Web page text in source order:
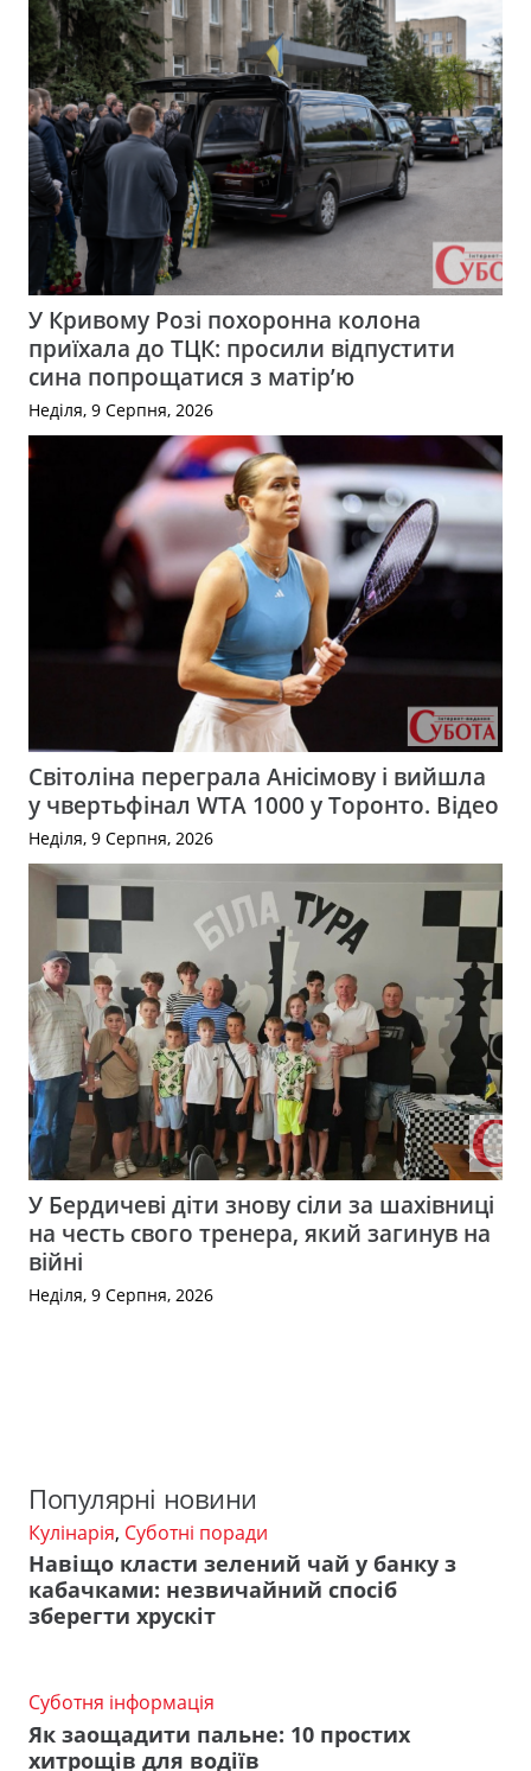
У Кривому Розі похоронна колона
приїхала до ТЦК: просили відпустити
сина попрощатися з матір’ю
Неділя, 9 Серпня, 2026
Світоліна переграла Анісімову і вийшла
у чвертьфінал WTA 1000 у Торонто. Відео
Неділя, 9 Серпня, 2026
У Бердичеві діти знову сіли за шахівниці
на честь свого тренера, який загинув на
війні
Неділя, 9 Серпня, 2026
Популярні новини
Кулінарія, Суботні поради
Навіщо класти зелений чай у банку з
кабачками: незвичайний спосіб
зберегти хрускіт
Суботня інформація
Як заощадити пальне: 10 простих
хитрощів для водіїв